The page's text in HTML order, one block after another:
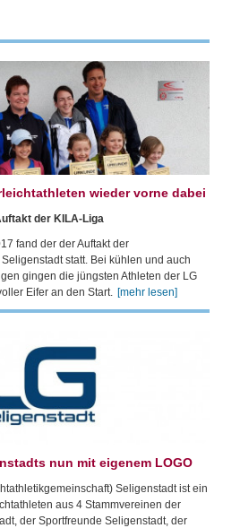
wieder vorne dabei
der KILA-Liga
fand der der Auftakt der
statt. Bei kühlen und auch
gingen die jüngsten Athleten der LG
Eifer an den Start. [mehr lesen]
nun mit eigenem LOGO
Seligenstadt ist ein
aus 4 Stammvereinen der
der Sportfreunde Seligenstadt, der